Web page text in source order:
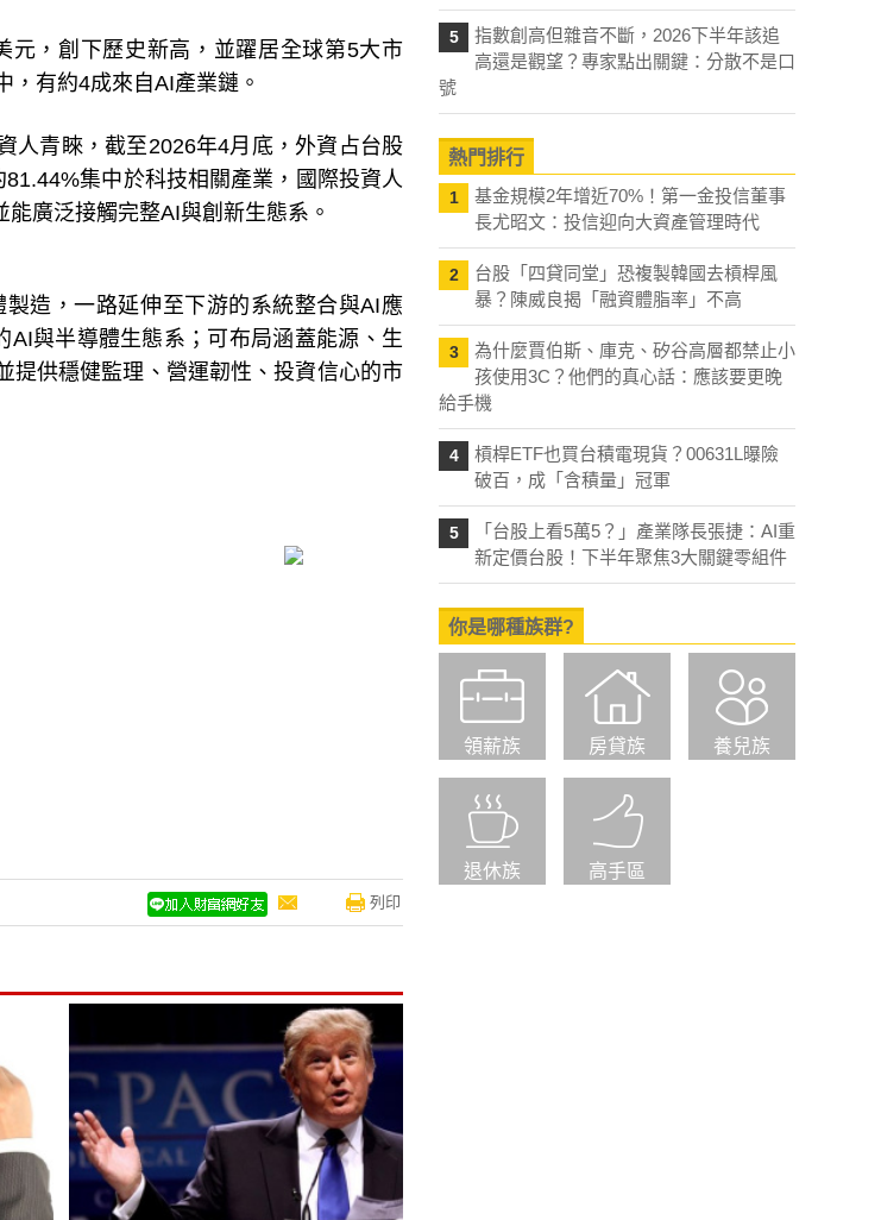
元，創下歷史新高，並躍居全球第5大市
有約4成來自AI產業鏈。
人青睞，截至2026年4月底，外資占台股
集中於科技相關產業，國際投資人
廣泛接觸完整AI與創新生態系。
造，一路延伸至下游的系統整合與AI應
與半導體生態系；可布局涵蓋能源、生
提供穩健監理、營運韌性、投資信心的市
列印
5
指數創高但雜音不斷，2026下半年該追
高還是觀望？專家點出關鍵：分散不是口
號
熱門排行
1
基金規模2年增近70%！第一金投信董事
長尤昭文：投信迎向大資產管理時代
2
台股「四貸同堂」恐複製韓國去槓桿風
暴？陳威良揭「融資體脂率」不高
3
為什麼賈伯斯、庫克、矽谷高層都禁止小
孩使用3C？他們的真心話：應該要更晚
給手機
4
槓桿ETF也買台積電現貨？00631L曝險
破百，成「含積量」冠軍
5
「台股上看5萬5？」產業隊長張捷：AI重
新定價台股！下半年聚焦3大關鍵零組件
你是哪種族群?
領薪族 房貸族 養兒族
退休族 高手區